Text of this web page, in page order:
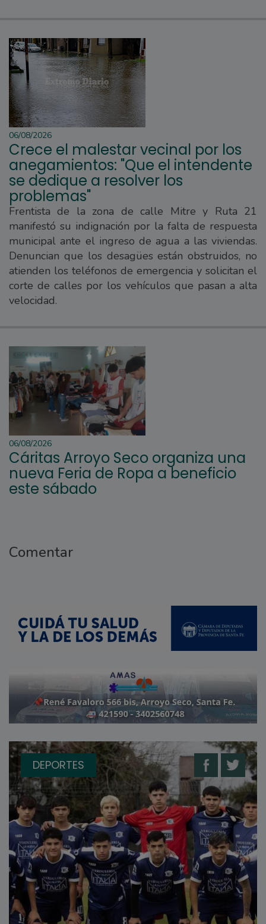
06/08/2026
Crece el malestar vecinal por los
anegamientos: "Que el intendente
se dedique a resolver los
problemas"
Frentista de la zona de calle Mitre y Ruta 21
manifestó su indignación por la falta de respuesta
municipal ante el ingreso de agua a las viviendas.
Denuncian que los desagües están obstruidos, no
atienden los teléfonos de emergencia y solicitan el
corte de calles por los vehículos que pasan a alta
velocidad.
06/08/2026
Cáritas Arroyo Seco organiza una
nueva Feria de Ropa a beneficio
este sábado
Comentar
DEPORTES